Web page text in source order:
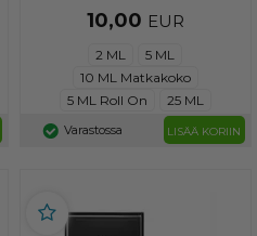
10,00 EUR
2 ML
5 ML
10 ML Matkakoko
5 ML Roll On
25 ML
Varastossa LISÄÄ KORIIN